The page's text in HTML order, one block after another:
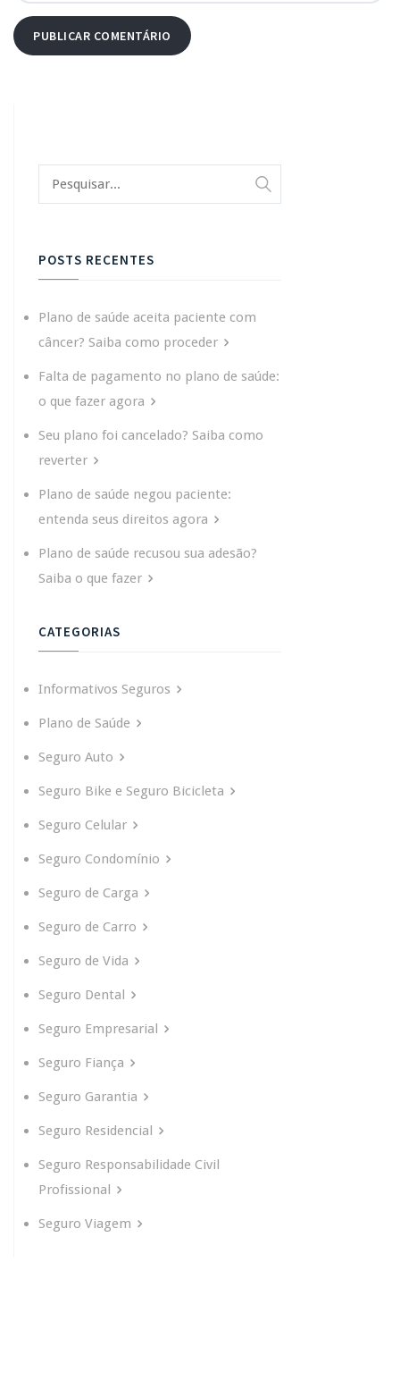
POSTS RECENTES
Plano de saúde aceita paciente com
câncer? Saiba como proceder
Falta de pagamento no plano de saúde:
o que fazer agora
Seu plano foi cancelado? Saiba como
reverter
Plano de saúde negou paciente:
entenda seus direitos agora
Plano de saúde recusou sua adesão?
Saiba o que fazer
CATEGORIAS
Informativos Seguros
Plano de Saúde
Seguro Auto
Seguro Bike e Seguro Bicicleta
Seguro Celular
Seguro Condomínio
Seguro de Carga
Seguro de Carro
Seguro de Vida
Seguro Dental
Seguro Empresarial
Seguro Fiança
Seguro Garantia
Seguro Residencial
Seguro Responsabilidade Civil
Profissional
Seguro Viagem